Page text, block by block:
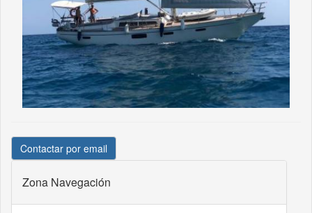
Contactar por email
Zona Navegación